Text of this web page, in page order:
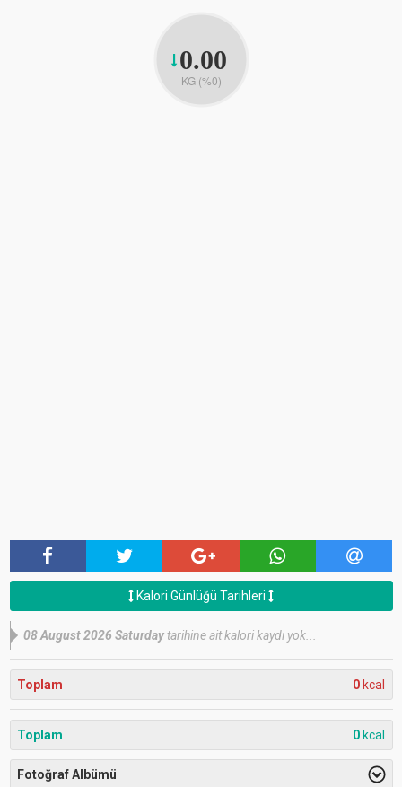
0.00
KG (%0)
Kalori Günlüğü Tarihleri
08 August 2026 Saturdaytarihine ait kalori kaydı yok...
Toplam 0 kcal
Toplam 0 kcal
Fotoğraf Albümü